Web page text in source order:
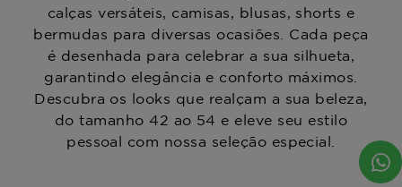
calças versáteis, camisas, blusas, shorts e
bermudas para diversas ocasiões. Cada peça
é desenhada para celebrar a sua silhueta,
garantindo elegância e conforto máximos.
Descubra os looks que realçam a sua beleza,
do tamanho 42 ao 54 e eleve seu estilo
pessoal com nossa seleção especial.